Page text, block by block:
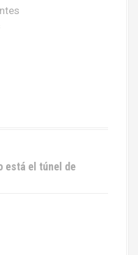
está el túnel de